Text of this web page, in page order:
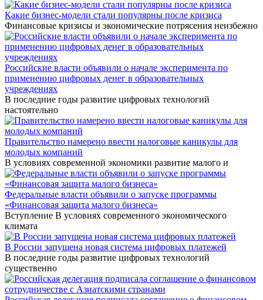
Какие бизнес-модели стали популярны после кризиса
Финансовые кризисы и экономические потрясения неизбежно
Российские власти объявили о начале эксперимента по
применению цифровых денег в образовательных
учреждениях
В последние годы развитие цифровых технологий
настоятельно
Правительство намерено ввести налоговые каникулы для
молодых компаний
В условиях современной экономики развитие малого и
Федеральные власти объявили о запуске программы
«Финансовая защита малого бизнеса»
Вступление В условиях современного экономического
климата
В России запущена новая система цифровых платежей
В последние годы развитие цифровых технологий
существенно